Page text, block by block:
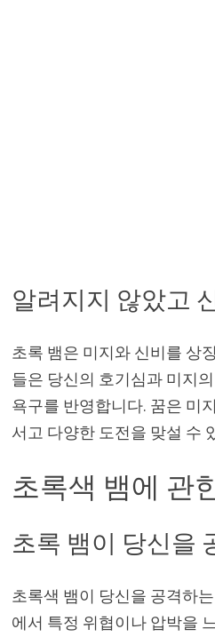
알려지지 않았고
초록 뱀은 미지와 신비를 상
들은 당신의 호기심과 미지
욕구를 반영합니다. 꿈은 미
서고 다양한 도전을 맞설 수
초록색 뱀에 관
초록 뱀이 당신을
초록색 뱀이 당신을 공격하
에서 특정 위협이나 압박을